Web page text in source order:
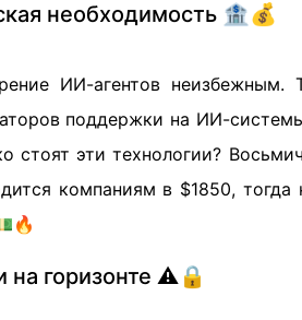
необходимость 🏦💰
ИИ-агентов неизбежным.
поддержки на ИИ-
стоят эти технологии?
компаниям в $1850, тогда
на горизонте ⚠️🔒